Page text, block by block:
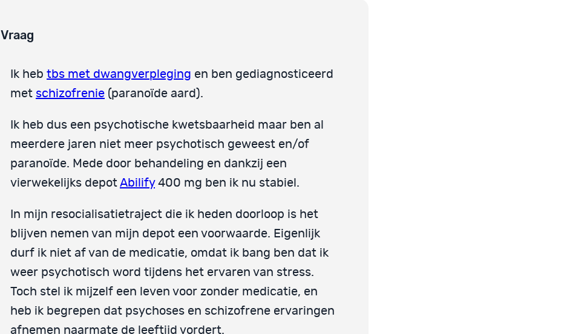
Vraag
Ik heb tbs met dwangverpleging en ben gediagnosticeerd
met schizofrenie (paranoïde aard).
Ik heb dus een psychotische kwetsbaarheid maar ben al
meerdere jaren niet meer psychotisch geweest en/of
paranoïde. Mede door behandeling en dankzij een
vierwekelijks depot Abilify400 mg ben ik nu stabiel.
In mijn resocialisatietraject die ik heden doorloop is het
blijven nemen van mijn depot een voorwaarde. Eigenlijk
durf ik niet af van de medicatie, omdat ik bang ben dat ik
weer psychotisch word tijdens het ervaren van stress.
Toch stel ik mijzelf een leven voor zonder medicatie, en
heb ik begrepen dat psychoses en schizofrene ervaringen
afnemen naarmate de leeftijd vordert.